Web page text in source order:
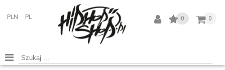
PLN PL 0
0